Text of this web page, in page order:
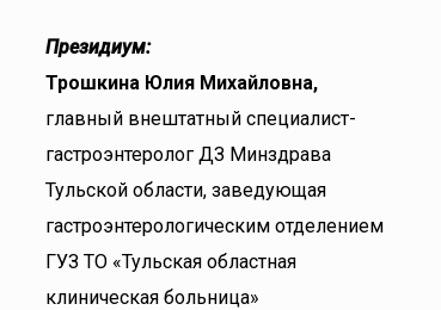
Президиум:
Трошкина Юлия Михайловна,
главный внештатный специалист-
гастроэнтеролог ДЗ Минздрава
Тульской области, заведующая
гастроэнтерологическим отделением
ГУЗ ТО «Тульская областная
клиническая больница»